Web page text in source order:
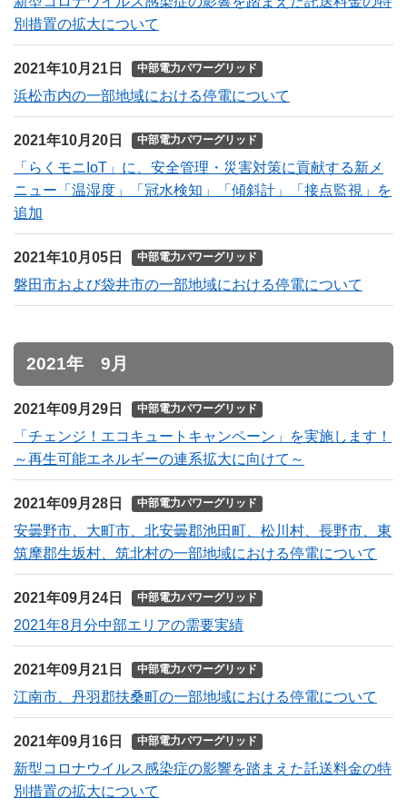
別措置の拡大について
2021年10月21日 中部電力パワーグリッド
浜松市内の一部地域における停電について
2021年10月20日 中部電力パワーグリッド
「らくモニIoT」に、安全管理・災害対策に貢献する新メ
ニュー「温湿度」「冠水検知」「傾斜計」「接点監視」を
追加
2021年10月05日 中部電力パワーグリッド
磐田市および袋井市の一部地域における停電について
2021年 9月
2021年09月29日 中部電力パワーグリッド
「チェンジ！エコキュートキャンペーン」を実施します！
～再生可能エネルギーの連系拡大に向けて～
2021年09月28日 中部電力パワーグリッド
安曇野市、大町市、北安曇郡池田町、松川村、長野市、東
筑摩郡生坂村、筑北村の一部地域における停電について
2021年09月24日 中部電力パワーグリッド
2021年8月分中部エリアの需要実績
2021年09月21日 中部電力パワーグリッド
江南市、丹羽郡扶桑町の一部地域における停電について
2021年09月16日 中部電力パワーグリッド
新型コロナウイルス感染症の影響を踏まえた託送料金の特
別措置の拡大について